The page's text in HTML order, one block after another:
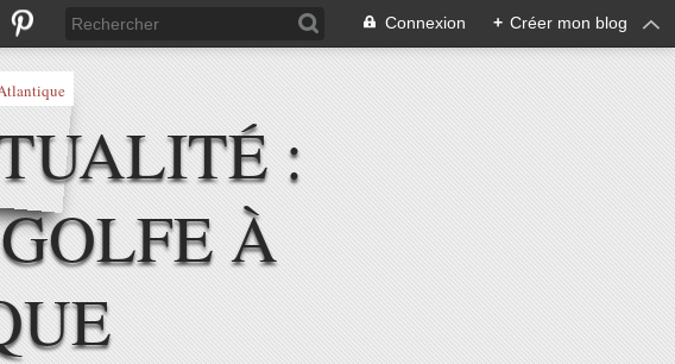
Connexion + Créer mon blog
:
À